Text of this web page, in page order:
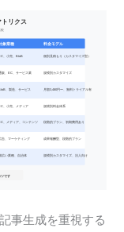
事生成を重視する